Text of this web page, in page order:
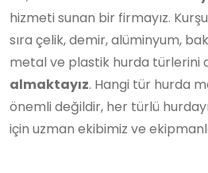
hizmeti sunan bir firmayız.
sıra çelik, demir, alüminyum,
metal ve plastik hurda türlerini
almaktayız. Hangi tür hurda
önemli değildir, her türlü
için uzman ekibimiz ve